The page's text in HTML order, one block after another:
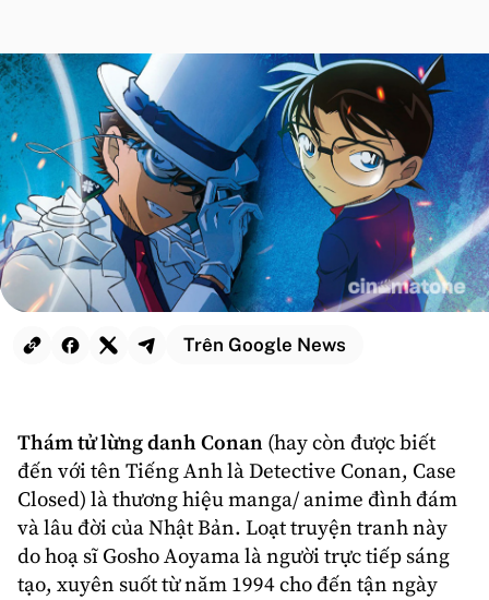
Trên Google News
Thám tử lừng danh Conan (hay còn được biết
đến với tên Tiếng Anh là Detective Conan, Case
Closed) là thương hiệumanga/ anime đình đám
và lâu đời củaNhật Bản. Loạt truyện tranh này
do hoạ sĩ Gosho Aoyamalà người trực tiếp sáng
tạo, xuyên suốt từ năm 1994 cho đến tận ngày